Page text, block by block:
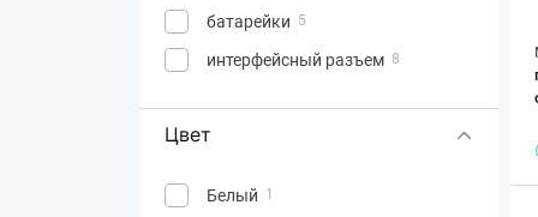
Logic 4
Logitech 118
батарейки 5
интерфейсный разъем 8
Цвет
Белый 1